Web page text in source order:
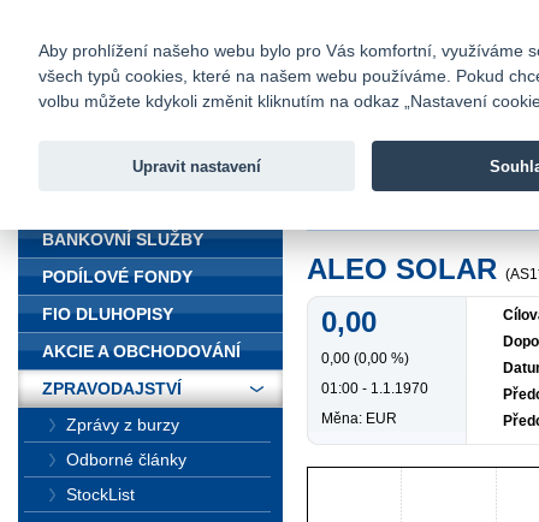
Fio banka
Fio banka
ALEO SOLAR
0,00
0,00 (0,00 %)
01:00 - 1.1.1970
Měna: EUR
BANKOVNÍ SLUŽBY
PODÍLOVÉ FONDY
FIO DLUHOPISY
AKCIE A OBCHODOVÁNÍ
ZPRAVODAJSTVÍ
Zprávy z burzy
Odborné články
StockList
Aby prohlížení našeho webu bylo pro Vás komfortní, využíváme
všech typů cookies, které na našem webu používáme. Pokud
volbu můžete kdykoli změnit kliknutím na odkaz „Nastavení
Upravit nastavení